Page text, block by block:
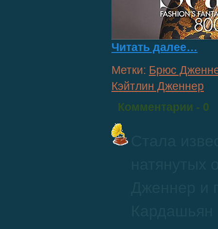
Читать далее…
Метки: Брюс
Кэйтлин Дженнер
Комментарии - 0